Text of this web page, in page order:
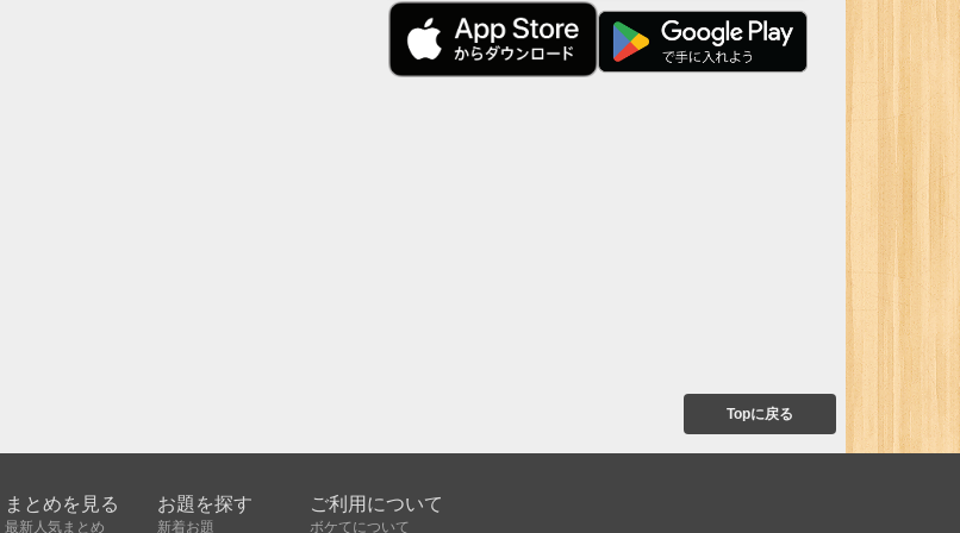
Topに戻る
まとめを見る
最新人気まとめ
お題を探す
新着お題
ご利用について
ボケてについて